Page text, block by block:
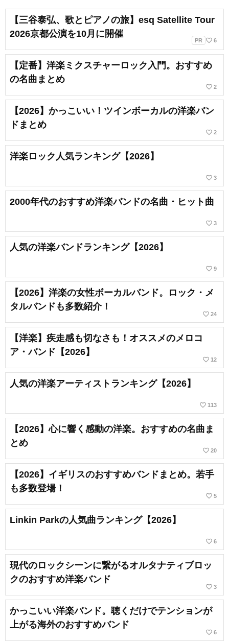
【三谷泰弘、歌とピアノの旅】esq Satellite Tour
2026京都公演を10月に開催
PR favorite_border 6
【定番】洋楽ミクスチャーロック入門。おすすめ
の名曲まとめ
favorite_border 2
【2026】かっこいい！ツインボーカルの洋楽バン
ドまとめ
favorite_border 2
洋楽ロック人気ランキング【2026】
favorite_border 3
2000年代のおすすめ洋楽バンドの名曲・ヒット曲
favorite_border 3
人気の洋楽バンドランキング【2026】
favorite_border 9
【2026】洋楽の女性ボーカルバンド。ロック・メ
タルバンドも多数紹介！
favorite_border 24
【洋楽】疾走感も切なさも！オススメのメロコ
ア・バンド【2026】
favorite_border 12
人気の洋楽アーティストランキング【2026】
favorite_border 113
【2026】心に響く感動の洋楽。おすすめの名曲ま
とめ
favorite_border 20
【2026】イギリスのおすすめバンドまとめ。若手
も多数登場！
favorite_border 5
Linkin Parkの人気曲ランキング【2026】
favorite_border 6
現代のロックシーンに繋がるオルタナティブロッ
クのおすすめ洋楽バンド
favorite_border 3
かっこいい洋楽バンド。聴くだけでテンションが
上がる海外のおすすめバンド
favorite_border 6